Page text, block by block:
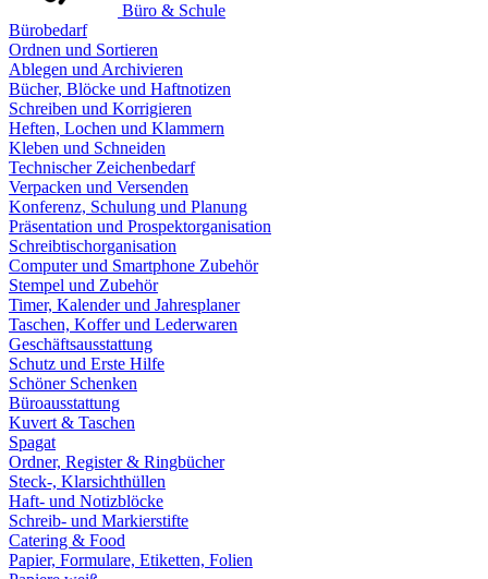
Büro & Schule
Bürobedarf
Ordnen und Sortieren
Ablegen und Archivieren
Bücher, Blöcke und Haftnotizen
Schreiben und Korrigieren
Heften, Lochen und Klammern
Kleben und Schneiden
Technischer Zeichenbedarf
Verpacken und Versenden
Konferenz, Schulung und Planung
Präsentation und Prospektorganisation
Schreibtischorganisation
Computer und Smartphone Zubehör
Stempel und Zubehör
Timer, Kalender und Jahresplaner
Taschen, Koffer und Lederwaren
Geschäftsausstattung
Schutz und Erste Hilfe
Schöner Schenken
Büroausstattung
Kuvert & Taschen
Spagat
Ordner, Register & Ringbücher
Steck-, Klarsichthüllen
Haft- und Notizblöcke
Schreib- und Markierstifte
Catering & Food
Papier, Formulare, Etiketten, Folien